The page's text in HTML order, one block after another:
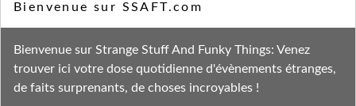
Fil des commentaires
Bienvenue sur SSAFT.com
Bienvenue sur Strange Stuff And Funky Things: Venez
trouver ici votre dose quotidienne d'évènements étranges,
de faits surprenants, de choses incroyables !